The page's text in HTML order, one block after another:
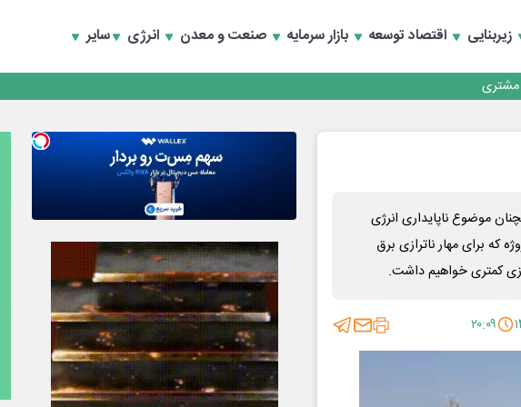
زیربنایی اقتصاد توسعه بازار سرمایه صنعت و معدن انرژی سایر
و بازسازی اعتماد مشتریان
مشتری
و بازسازی اعتماد مشتریان
موضوع ناپایداری انرژی
گفته مسوولان صنعت برق کشور با اجرای ۱۴ مگاپروژه که برای مهار ناترازی برق
کمتری خواهیم داشت.
۲۰:۰۹